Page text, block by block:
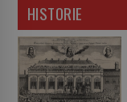
HISTORIE